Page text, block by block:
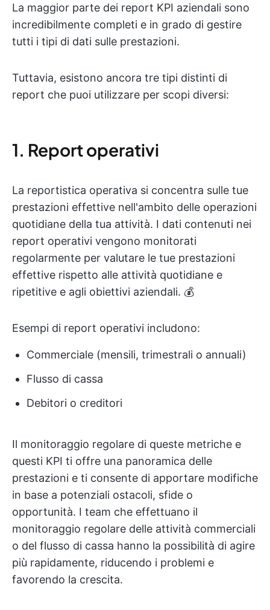
La maggior parte dei report KPI aziendali sono
incredibilmente completi e in grado di gestire
tutti i tipi di dati sulle prestazioni.
Tuttavia, esistono ancora tre tipi distinti di
report che puoi utilizzare per scopi diversi:
1. Report operativi
La reportistica operativa si concentra sulle tue
prestazioni effettive nell'ambito delle operazioni
quotidiane della tua attività. I dati contenuti nei
report operativi vengono monitorati
regolarmente per valutare le tue prestazioni
effettive rispetto alle attività quotidiane e
ripetitive e agli obiettivi aziendali. 💰
Esempi di report operativi includono:
Commerciale (mensili, trimestrali o annuali)
Flusso di cassa
Debitori o creditori
Il monitoraggio regolare di queste metriche e
questi KPI ti offre una panoramica delle
prestazioni e ti consente di apportare modifiche
in base a potenziali ostacoli, sfide o
opportunità. I team che effettuano il
monitoraggio regolare delle attività commerciali
o del flusso di cassa hanno la possibilità di agire
più rapidamente, riducendo i problemi e
favorendo la crescita.